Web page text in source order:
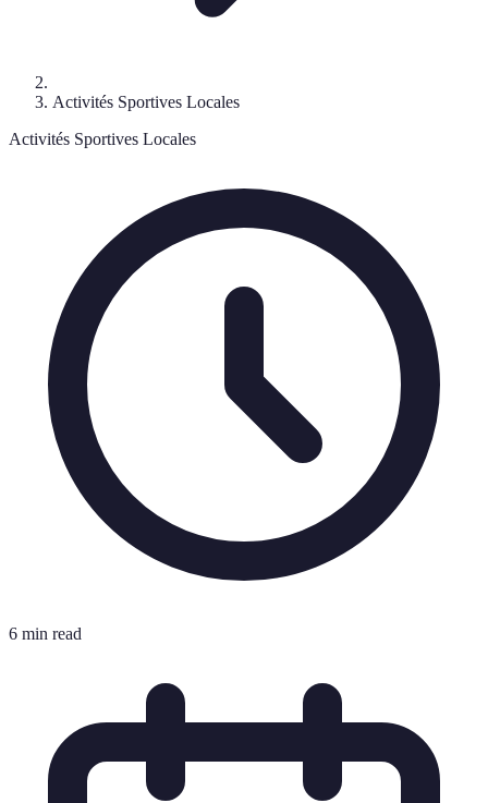
Activités Sportives Locales
Activités Sportives Locales
6 min read